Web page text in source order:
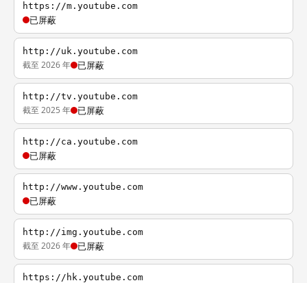
https://m.youtube.com
已屏蔽
http://uk.youtube.com
截至 2026 年 已屏蔽
http://tv.youtube.com
截至 2025 年 已屏蔽
http://ca.youtube.com
已屏蔽
http://www.youtube.com
已屏蔽
http://img.youtube.com
截至 2026 年 已屏蔽
https://hk.youtube.com